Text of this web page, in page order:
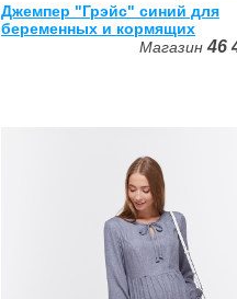
Джемпер "Грэйс" синий для
беременных и кормящих
Магазин46